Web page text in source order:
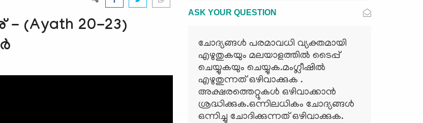
(Ayath 20-23)
ASK YOUR QUESTION
ചോദ്യങ്ങള്‍ പരമാവധി വ്യക്തമായി
എഴുതുകയും മലയാളത്തില്‍ ടൈപ്പ്
ചെയ്യുകയും ചെയ്യുക.മംഗ്ലീഷില്‍
എഴുതുന്നത് ഒഴിവാക്കുക .
അക്ഷരത്തെറ്റുകള്‍ ഒഴിവാക്കാന്‍
ശ്രദ്ധിക്കുക.ഒന്നിലധികം ചോദ്യങ്ങള്‍
ഒന്നിച്ചു ചോദിക്കുന്നത് ഒഴിവാക്കുക.